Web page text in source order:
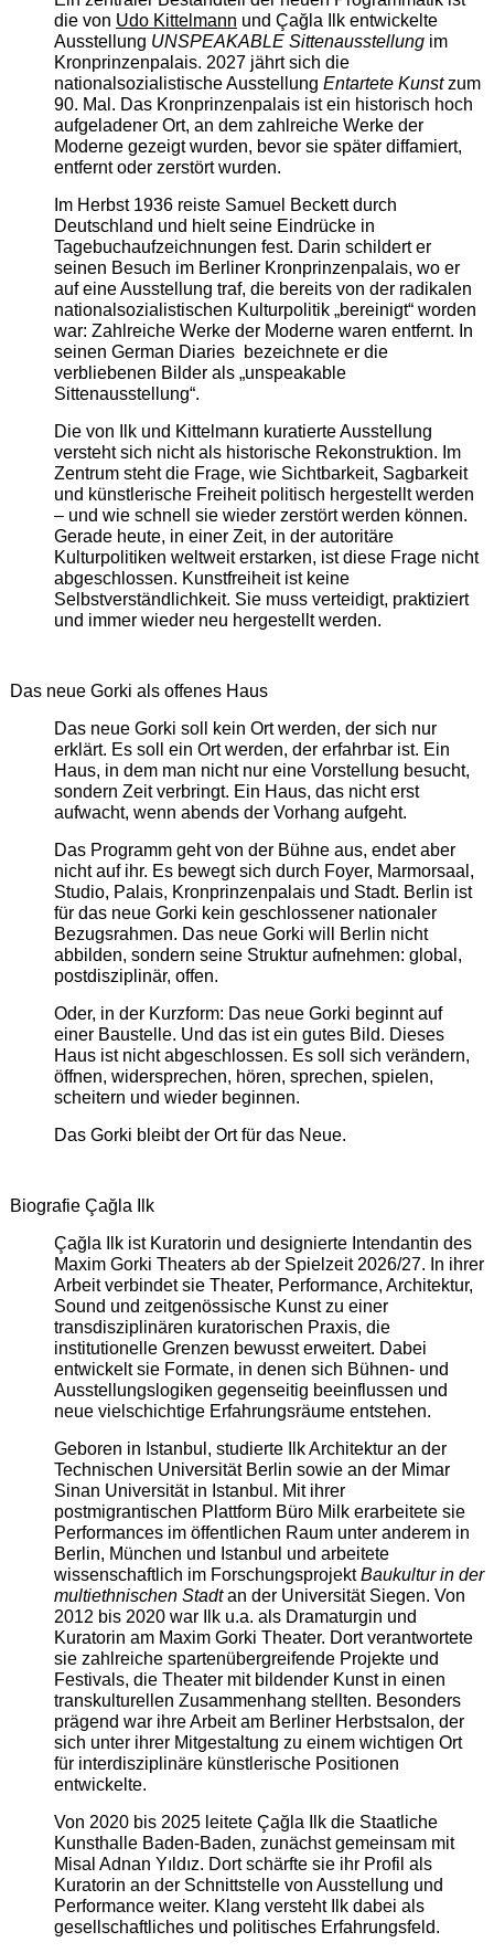
die von Udo Kittelmann und Çağla Ilk entwickelte
Ausstellung UNSPEAKABLE Sittenausstellungim
Kronprinzenpalais. 2027 jährt sich die
nationalsozialistische Ausstellung Entartete Kunstzum
90. Mal. Das Kronprinzenpalais ist ein historisch hoch
aufgeladener Ort, an dem zahlreiche Werke der
Moderne gezeigt wurden, bevor sie später diffamiert,
entfernt oder zerstört wurden.
Im Herbst 1936 reiste Samuel Beckett durch
Deutschland und hielt seine Eindrücke in
Tagebuchaufzeichnungen fest. Darin schildert er
seinen Besuch im Berliner Kronprinzenpalais, wo er
auf eine Ausstellung traf, die bereits von der radikalen
nationalsozialistischen Kulturpolitik „bereinigt“ worden
war: Zahlreiche Werke der Moderne waren entfernt. In
seinen German Diaries bezeichnete er die
verbliebenen Bilder als „unspeakable
Sittenausstellung“.
Die von Ilk und Kittelmann kuratierte Ausstellung
versteht sich nicht als historische Rekonstruktion. Im
Zentrum steht die Frage, wie Sichtbarkeit, Sagbarkeit
und künstlerische Freiheit politisch hergestellt werden
– und wie schnell sie wieder zerstört werden können.
Gerade heute, in einer Zeit, in der autoritäre
Kulturpolitiken weltweit erstarken, ist diese Frage nicht
abgeschlossen. Kunstfreiheit ist keine
Selbstverständlichkeit. Sie muss verteidigt, praktiziert
und immer wieder neu hergestellt werden.
Das neue Gorki als offenes Haus
Das neue Gorki soll kein Ort werden, der sich nur
erklärt. Es soll ein Ort werden, der erfahrbar ist. Ein
Haus, in dem man nicht nur eine Vorstellung besucht,
sondern Zeit verbringt. Ein Haus, das nicht erst
aufwacht, wenn abends der Vorhang aufgeht.
Das Programm geht von der Bühne aus, endet aber
nicht auf ihr. Es bewegt sich durch Foyer, Marmorsaal,
Studio, Palais, Kronprinzenpalais und Stadt. Berlin ist
für das neue Gorki kein geschlossener nationaler
Bezugsrahmen. Das neue Gorki will Berlin nicht
abbilden, sondern seine Struktur aufnehmen: global,
postdisziplinär, offen.
Oder, in der Kurzform: Das neue Gorki beginnt auf
einer Baustelle. Und das ist ein gutes Bild. Dieses
Haus ist nicht abgeschlossen. Es soll sich verändern,
öffnen, widersprechen, hören, sprechen, spielen,
scheitern und wieder beginnen.
Das Gorki bleibt der Ort für das Neue.
Biografie Çağla Ilk
Çağla Ilk ist Kuratorin und designierte Intendantin des
Maxim Gorki Theaters ab der Spielzeit 2026/27. In ihrer
Arbeit verbindet sie Theater, Performance, Architektur,
Sound und zeitgenössische Kunst zu einer
transdisziplinären kuratorischen Praxis, die
institutionelle Grenzen bewusst erweitert. Dabei
entwickelt sie Formate, in denen sich Bühnen- und
Ausstellungslogiken gegenseitig beeinflussen und
neue vielschichtige Erfahrungsräume entstehen.
Geboren in Istanbul, studierte Ilk Architektur an der
Technischen Universität Berlin sowie an der Mimar
Sinan Universität in Istanbul. Mit ihrer
postmigrantischen Plattform Büro Milk erarbeitete sie
Performances im öffentlichen Raum unter anderem in
Berlin, München und Istanbul und arbeitete
wissenschaftlich im ForschungsprojektBaukultur in der
multiethnischen Stadtan der Universität Siegen. Von
2012 bis 2020 war Ilk u.a. als Dramaturgin und
Kuratorin am Maxim Gorki Theater. Dort verantwortete
sie zahlreiche spartenübergreifende Projekte und
Festivals, die Theater mit bildender Kunst in einen
transkulturellen Zusammenhang stellten. Besonders
prägend war ihre Arbeit am Berliner Herbstsalon, der
sich unter ihrer Mitgestaltung zu einem wichtigen Ort
für interdisziplinäre künstlerische Positionen
entwickelte.
Von 2020 bis 2025 leitete Çağla Ilk die Staatliche
Kunsthalle Baden-Baden, zunächst gemeinsam mit
Misal Adnan Yıldız. Dort schärfte sie ihr Profil als
Kuratorin an der Schnittstelle von Ausstellung und
Performance weiter. Klang versteht Ilk dabei als
gesellschaftliches und politisches Erfahrungsfeld.